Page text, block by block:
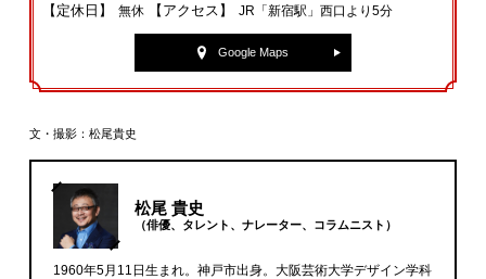
【定休日】 無休 【アクセス】 JR「新宿駅」西口より5分
Google Maps
文・撮影：松尾貴史
松尾 貴史
（俳優、タレント、ナレーター、コラムニスト）
1960年5月11日生まれ。神戸市出身。大阪芸術大学デザイン学科